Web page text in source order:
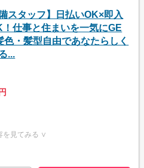
備スタッフ】日払いOK×即入
！仕事と住まいを一気にGE
色・髪型自由であなたらしく
...
を見てみる ∨